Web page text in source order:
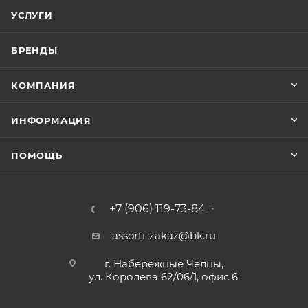
УСЛУГИ
БРЕНДЫ
КОМПАНИЯ
ИНФОРМАЦИЯ
ПОМОЩЬ
+7 (906) 119-73-84
assorti-zakaz@bk.ru
г. Набережные Челны,
ул. Королева 62/06/1, офис 6.